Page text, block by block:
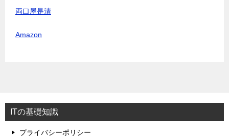
両口屋是清
Amazon
ITの基礎知識
プライバシーポリシー